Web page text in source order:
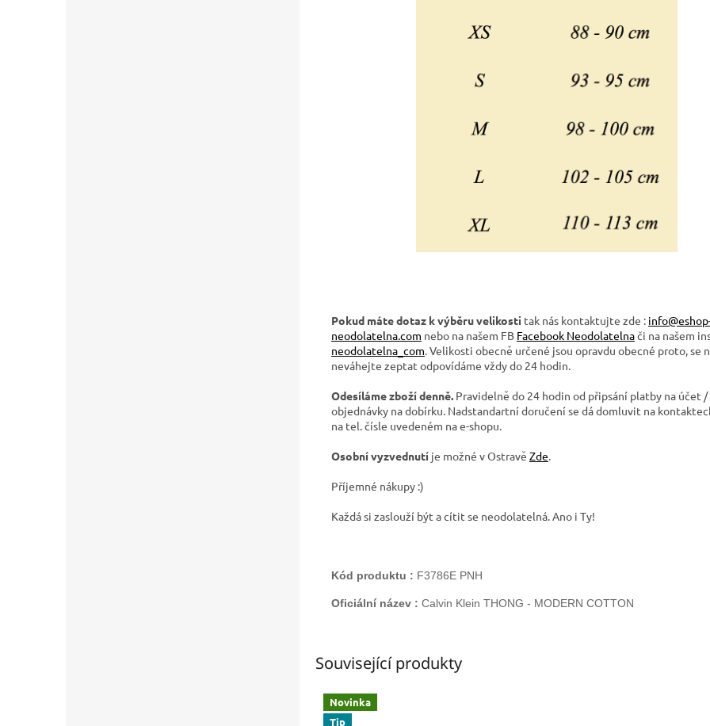
Pokud máte dotaz k výběru velikosti tak nás kontaktujte zde :
neodolatelna.com nebo na našem FB Facebook Neodolatelnači na našem
neodolatelna_com. Velikosti obecně určené jsou opravdu obecné proto, se
neváhejte zeptat odpovídáme vždy do 24 hodin.
Odesíláme zboží denně. Pravidelně do 24 hodin od připsání platby na účet
objednávky na dobírku. Nadstandartní doručení se dá domluvit na
na tel. čísle uvedeném na e-shopu.
Osobní vyzvednutí je možné v Ostravě Zde.
Příjemné nákupy :)
Každá si zaslouží být a cítit se neodolatelná. Ano i Ty!
Kód produktu : F3786E PNH
Oficiální název : Calvin Klein THONG - MODERN COTTON
Související produkty
Novinka
Tip